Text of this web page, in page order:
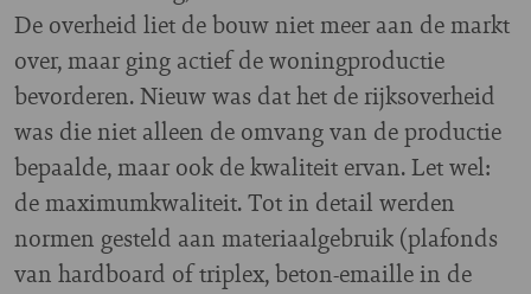
De overheid liet de bouw niet meer aan de markt
over, maar ging actief de woningproductie
bevorderen. Nieuw was dat het de rijksoverheid
was die niet alleen de omvang van de productie
bepaalde, maar ook de kwaliteit ervan. Let wel:
de maximumkwaliteit. Tot in detail werden
normen gesteld aan materiaalgebruik (plafonds
van hardboard of triplex, beton-emaille in de